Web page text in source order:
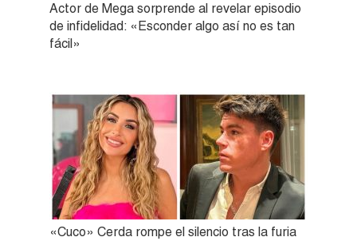
Actor de Mega sorprende al revelar episodio
de infidelidad: «Esconder algo así no es tan
fácil»
«Cuco» Cerda rompe el silencio tras la furia